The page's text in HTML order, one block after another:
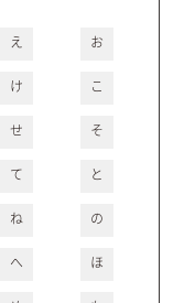
え お
け こ
せ そ
て と
ね の
へ ほ